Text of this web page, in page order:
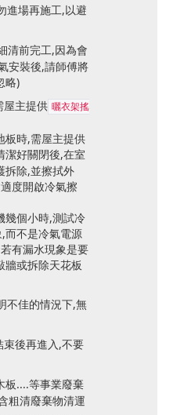
進場再施工,以避
清前完工,因為會
安裝後,請師傅將
略)
屋主提供 曬衣架搖
板時,需屋主提供
潔好關閉後,在室
拆除,並擦拭外
度開啟冷氣擦
幾個小時,測試冷
而不是冷氣電源
有漏水現象是要
牆或拆除天花板
不佳的情況下,無
後再進入,不要
板....等事業廢棄
粗清廢棄物清運